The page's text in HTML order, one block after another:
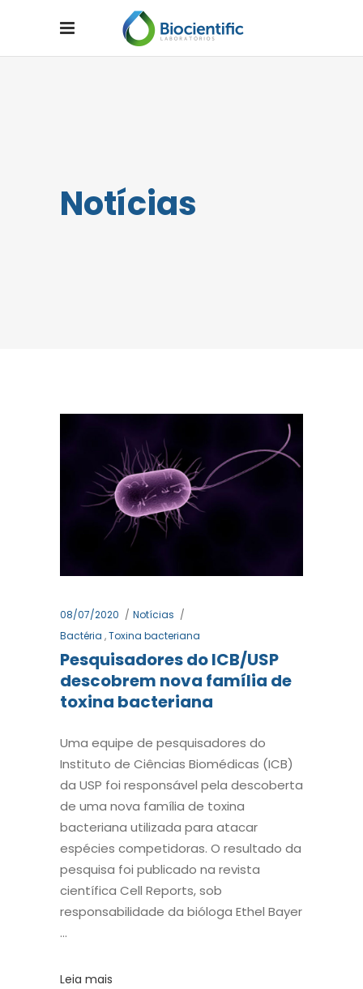
Notícias
08/07/2020
Notícias
Bactéria ,Toxina bacteriana
Pesquisadores do ICB/USP
descobrem nova família de
toxina bacteriana
Uma equipe de pesquisadores do
Instituto de Ciências Biomédicas (ICB)
da USP foi responsável pela descoberta
de uma nova família de toxina
bacteriana utilizada para atacar
espécies competidoras. O resultado da
pesquisa foi publicado na revista
científica Cell Reports, sob
responsabilidade da bióloga Ethel Bayer
Leia mais